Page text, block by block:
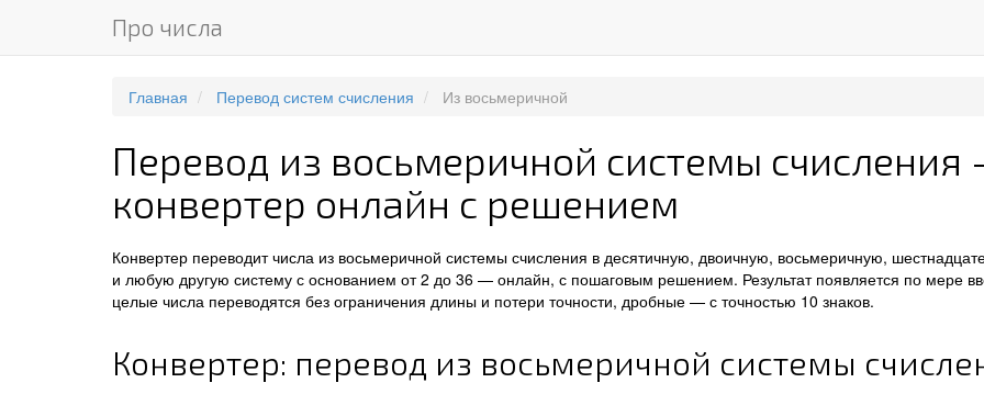
Про числа
Главная Перевод систем счисления Из восьмеричной
Перевод из восьмеричной системы счисления
конвертер онлайн с решением
Конвертер переводит числа из восьмеричной системы счисления в десятичную, двоичную, восьмеричную,
и любую другую систему с основанием от 2 до 36 — онлайн, с пошаговым решением. Результат появляется по мере
целые числа переводятся без ограничения длины и потери точности, дробные — с точностью 10 знаков.
Конвертер: перевод из восьмеричной системы